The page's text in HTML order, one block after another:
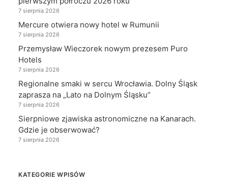
7 sierpnia 2026
Mercure otwiera nowy hotel w Rumunii
7 sierpnia 2026
Przemysław Wieczorek nowym prezesem Puro
Hotels
7 sierpnia 2026
Regionalne smaki w sercu Wrocławia. Dolny Śląsk
zaprasza na „Lato na Dolnym Śląsku”
7 sierpnia 2026
Sierpniowe zjawiska astronomiczne na Kanarach.
Gdzie je obserwować?
7 sierpnia 2026
KATEGORIE WPISÓW